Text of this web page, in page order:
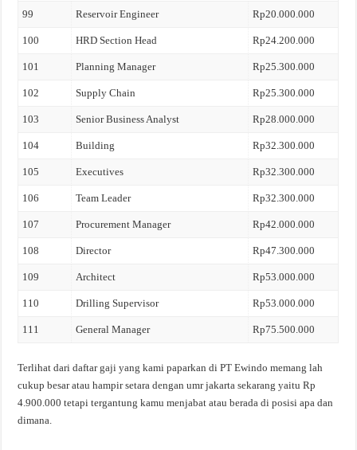
99 Reservoir Engineer Rp20.000.000
100 HRD Section Head Rp24.200.000
101 Planning Manager Rp25.300.000
102 Supply Chain Rp25.300.000
103 Senior Business Analyst Rp28.000.000
104 Building Rp32.300.000
105 Executives Rp32.300.000
106 Team Leader Rp32.300.000
107 Procurement Manager Rp42.000.000
108 Director Rp47.300.000
109 Architect Rp53.000.000
110 Drilling Supervisor Rp53.000.000
111 General Manager Rp75.500.000
Terlihat dari daftar gaji yang kami paparkan di PT Ewindo memang lah
cukup besar atau hampir setara dengan umr jakarta sekarang yaitu Rp
4.900.000 tetapi tergantung kamu menjabat atau berada di posisi apa dan
dimana.